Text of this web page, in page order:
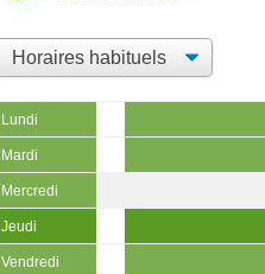
Lundi
Mardi
Mercredi
Jeudi
Vendredi